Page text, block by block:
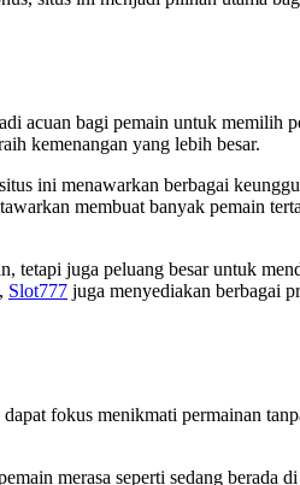
acuan bagi pemain untuk memilih
kemenangan yang lebih besar.
ini menawarkan berbagai
membuat banyak pemain
tetapi juga peluang besar untuk
Slot777 juga menyediakan berbagai
fokus menikmati permainan
merasa seperti sedang berada